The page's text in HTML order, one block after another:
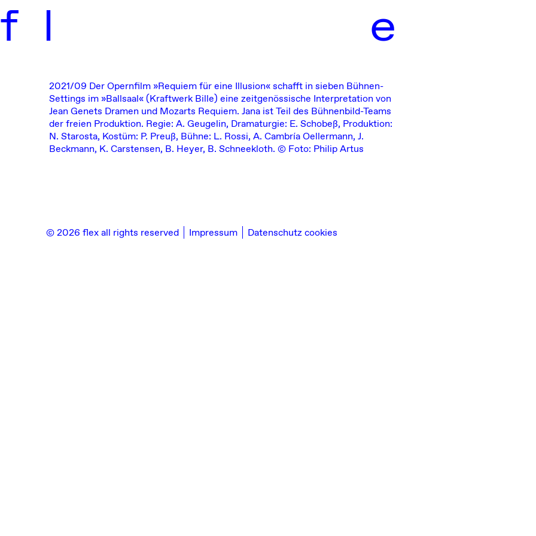
f l e
2021/09 Der Opernfilm »Requiem für eine Illusion« schafft in sieben Bühnen-
Settings im »Ballsaal« (Kraftwerk Bille) eine zeitgenössische Interpretation von
Jean Genets Dramen und Mozarts Requiem. Jana ist Teil des Bühnenbild-Teams
der freien Produktion. Regie: A. Geugelin, Dramaturgie: E. Schobeß, Produktion:
N. Starosta, Kostüm: P. Preuß, Bühne: L. Rossi, A. Cambría Oellermann, J.
Beckmann, K. Carstensen, B. Heyer, B. Schneekloth. © Foto: Philip Artus
© 2026 flex all rights reserved Impressum Datenschutz cookies